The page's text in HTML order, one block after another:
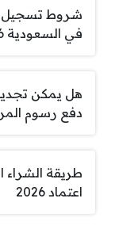
شروط تسجيل
في السعودية 2026
هل يمكن
دفع رسوم
طريقة الشراء
اعتماد 2026